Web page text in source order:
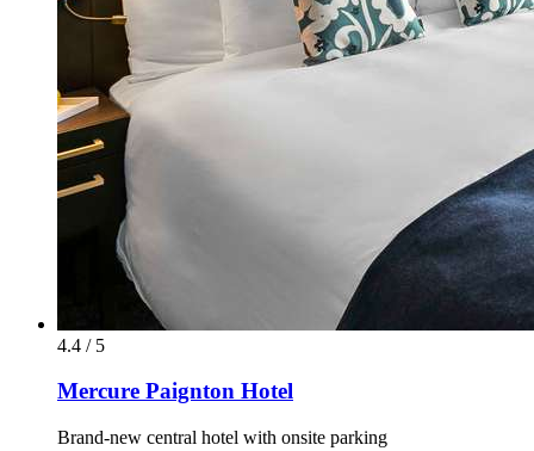
4.4 / 5
Mercure Paignton Hotel
Brand-new central hotel with onsite parking